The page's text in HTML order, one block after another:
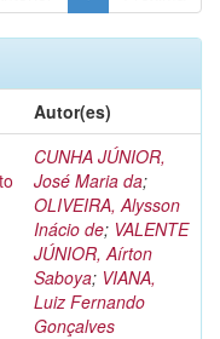
Autor(es)
CUNHA JÚNIOR,
José Maria da;
OLIVEIRA, Alysson
Inácio de; VALENTE
JÚNIOR, Aírton
Saboya; VIANA,
Luiz Fernando
Gonçalves